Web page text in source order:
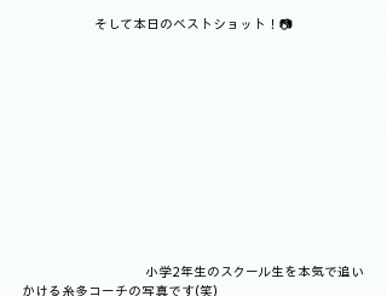
そして本日のベストショット！📷
かける糸多コーチの写真です(笑)